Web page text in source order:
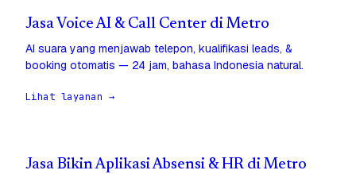
Jasa Voice AI & Call Center di Metro
AI suara yang menjawab telepon, kualifikasi leads, &
booking otomatis — 24 jam, bahasa Indonesia natural.
Lihat layanan →
Jasa Bikin Aplikasi Absensi & HR di Metro